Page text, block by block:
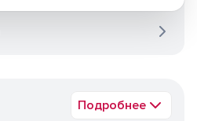
Подробнее